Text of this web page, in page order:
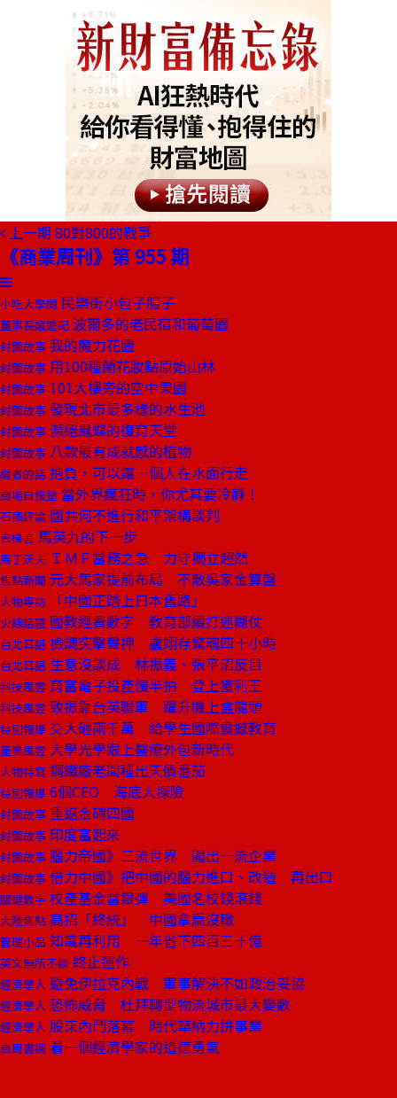
上一期 80對800的戰爭
《商業周刊》第 955 期
小吃大學問 民樂街小包子腸子
董事長嬉遊記 波爾多的老民宿和葡萄園
封面故事 我的魔力花園
封面故事 用100種蘭花妝點原始山林
封面故事 101大樓旁的空中果園
封面故事 發現北市最多樣的水生池
封面故事 瀕絕鳳蝶的復育天堂
封面故事 八款最有成就感的植物
編者的話 抱負，可以讓一個人在水面行走
商場自慢塾 當外界瘋狂時，你尤其要冷靜！
石頭評論 國共何不進行和平架構談判
去梯言 馬英九的下一步
馬丁沃夫 ＩＭＦ當務之急 力守獨立超然
焦點新聞 元大馬家提前布局 不敵吳家金算盤
人物專訪 「中國正踏上日本舊路」
火線話題 國教經費數字 教育部續打迷糊仗
台北耳語 檢調突擊聲押 盧翊存驚魂四十小時
台北耳語 生意沒談成 林振義、張平沼反目
科技風雲 育富電子投產慢半拍 登上獲利王
科技風雲 致振靠台英聯軍 躍升機上盒龍頭
特別報導 交大砸兩千萬 給學生國際震撼教育
產業風雲 大學光學跟上醫療外包新時代
人物特寫 鋼鐵廠老闆種出天價番茄
特別報導 6個CEO 海底大探險
封面故事 重返金磚四國
封面故事 印度富起來
封面故事 腦力帝國》三流世界 闖出一流企業
封面故事 借力中國》把中國的腦力進口、改造 再出口
關鍵數字 校產基金當銀彈 美國名校錢滾錢
大陸焦點 高招「終統」 中國拿扁沒轍
管理小品 知識再利用 一年省下四百三十億
英文無所不談 終止運作
經濟學人 避免伊拉克內戰 軍事解決不如政治妥協
經濟學人 恐怖威脅 杜拜轉型物流城市最大變數
經濟學人 股東內鬥落幕 時代華納力拚事業
商周書摘 看一個經濟學家的道德勇氣